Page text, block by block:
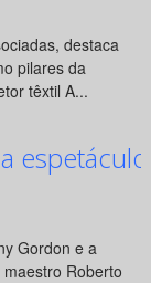
destaca
pilares da
têxtil A...
Gordon e a
Roberto